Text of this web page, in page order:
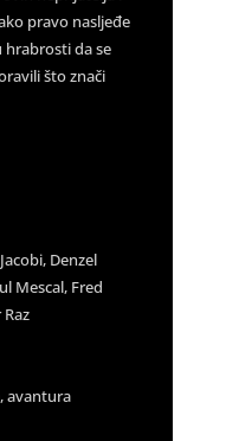
pravo nasljeđe
hrabrosti da se
što znači
Denzel
Mescal, Fred
avantura